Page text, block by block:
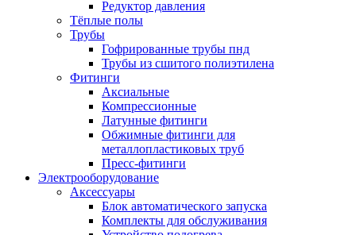
Редуктор давления
Тёплые полы
Трубы
Гофрированные трубы пнд
Трубы из сшитого полиэтилена
Фитинги
Аксиальные
Компрессионные
Латунные фитинги
Обжимные фитинги для
металлопластиковых труб
Пресс-фитинги
Электрооборудование
Аксессуары
Блок автоматического запуска
Комплекты для обслуживания